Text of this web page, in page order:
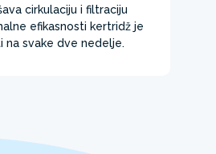
cirkulaciju i filtraciju
efikasnosti kertridž je
svake dve nedelje.